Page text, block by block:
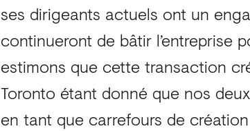
ses dirigeants actuels ont un
continueront de bâtir l’entreprise
estimons que cette transaction
Toronto étant donné que nos
en tant que carrefours de